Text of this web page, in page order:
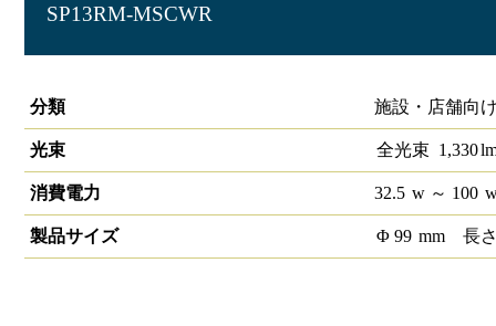
SP13RM-MSCWR
分類
施設・店舗向
光束 全光束 1,330
消費電力 32.5 w～ 100
製品サイズ Φ 99 mm 長